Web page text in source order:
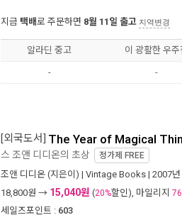
지금 택배로 주문하면 8월 11일 출고 지역변경
알라딘 중고 이 광활한 우주
- -
[외국도서] The Year of Magical
스 조앤 디디온의 초상 정가제 FREE
조앤 디디온 (지은이) | Vintage Books | 2007년
18,800원 → 15,040원 (20%할인), 마일리지
세일즈포인트 : 603